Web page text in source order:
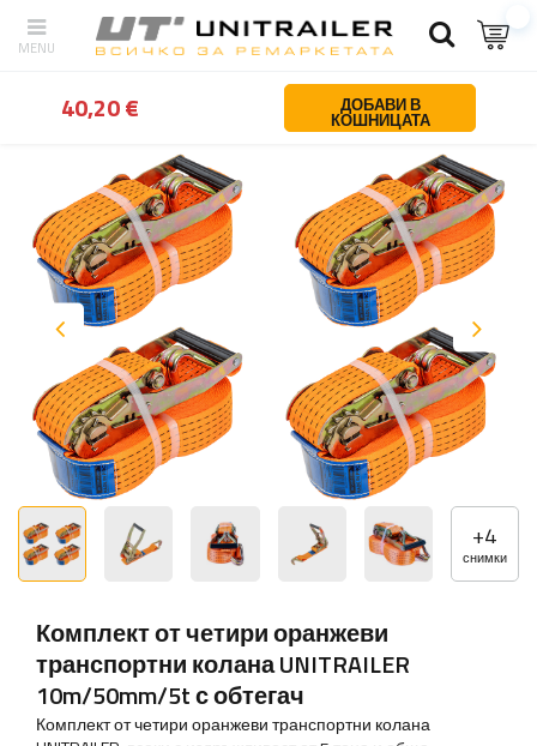
обратно У дома Обезопасяване на товара Транспортни ленти
+4
снимки
Комплект от четири оранжеви
транспортни колана UNITRAILER
10m/50mm/5t с обтегач
Комплект от четири оранжеви транспортни колана
40,20 € ДОБАВИ В
КОШНИЦАТА